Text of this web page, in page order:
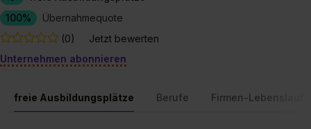
100%
Übernahmequote
(0)
Jetzt bewerten
Unternehmen abonnieren
freie Ausbildungsplätze Berufe Firmen-Lebenslauf